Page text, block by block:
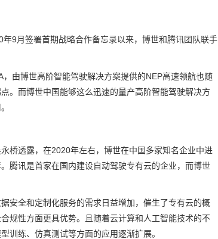
9月签署首期战略合作备忘录以来，博世和腾讯团队联手
由博世高阶智能驾驶解决方案提供的NEP高速领航也随
。而博世中国能够这么迅速的量产高阶智能驾驶解决方
桥透露，在2020年左右，博世在中国多家知名企业中进
腾讯是首家在国内建设自动驾驶专有云的企业，而博世
安全和定制化服务的需求日益增加，催生了专有云的概
规性方面更具优势。且随着云计算和人工智能技术的不
训练、仿真测试等方面的应用逐渐扩展。